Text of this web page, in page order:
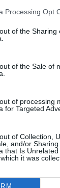
Processing Opt
of the Sharing
of the Sale of
of processing
for Targeted
of Collection,
and/or
that Is
it was
înscrieri și